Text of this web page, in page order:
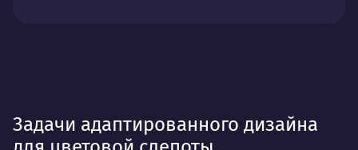
Задачи адаптированного дизайна